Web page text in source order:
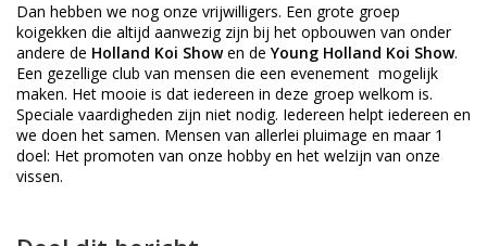
Dan hebben we nog onze vrijwilligers. Een grote groep
koigekken die altijd aanwezig zijn bij het opbouwen van onder
andere de Holland Koi Showen deYoung Holland Koi Show.
Een gezellige club van mensen die een evenement mogelijk
maken. Het mooie is dat iedereen in deze groep welkom is.
Speciale vaardigheden zijn niet nodig. Iedereen helpt iedereen en
we doen het samen. Mensen van allerlei pluimage en maar 1
doel: Het promoten van onze hobby en het welzijn van onze
vissen.